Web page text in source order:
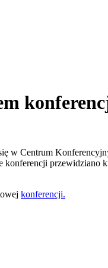
w Centrum
konferencji
konferencji.